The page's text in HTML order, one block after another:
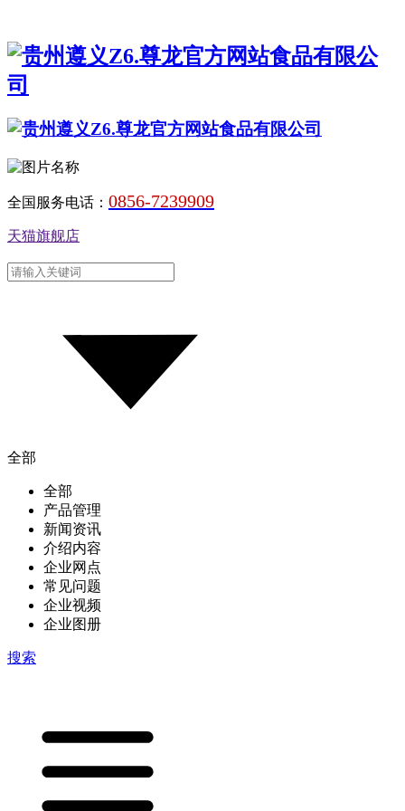
全国服务电话： 0856-7239909
天猫旗舰店
全部
全部
产品管理
新闻资讯
介绍内容
企业网点
常见问题
企业视频
企业图册
搜索